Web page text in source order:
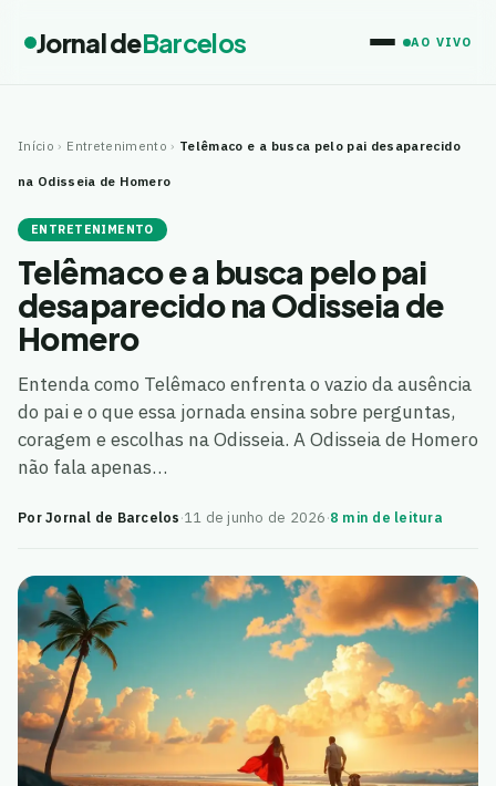
Jornal deBarcelos AO VIVO
Início › Entretenimento › Telêmaco e a busca pelo pai desaparecido
na Odisseia de Homero
ENTRETENIMENTO
Telêmaco e a busca pelo pai
desaparecido na Odisseia de
Homero
Entenda como Telêmaco enfrenta o vazio da ausência
do pai e o que essa jornada ensina sobre perguntas,
coragem e escolhas na Odisseia. A Odisseia de Homero
não fala apenas…
Por Jornal de Barcelos·11 de junho de 2026·8 min de leitura